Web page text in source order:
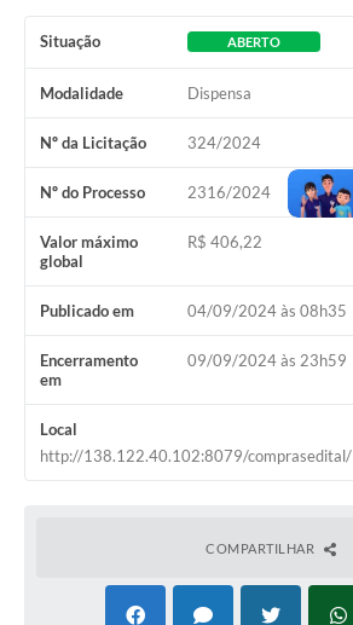
Situação ABERTO
Modalidade Dispensa
Nº da Licitação 324/2024
Nº do Processo 2316/2024
Valor máximo
global
R$ 406,22
Publicado em 04/09/2024 às 08h35
Encerramento
em
09/09/2024 às 23h59
Local
http://138.122.40.102:8079/comprasedital/
COMPARTILHAR